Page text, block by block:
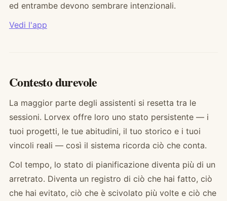
ed entrambe devono sembrare intenzionali.
Vedi l'app
Contesto durevole
La maggior parte degli assistenti si resetta tra le
sessioni. Lorvex offre loro uno stato persistente — i
tuoi progetti, le tue abitudini, il tuo storico e i tuoi
vincoli reali — così il sistema ricorda ciò che conta.
Col tempo, lo stato di pianificazione diventa più di un
arretrato. Diventa un registro di ciò che hai fatto, ciò
che hai evitato, ciò che è scivolato più volte e ciò che